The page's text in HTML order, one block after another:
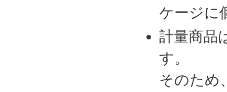
ケージに
計量商品
す。
そのため